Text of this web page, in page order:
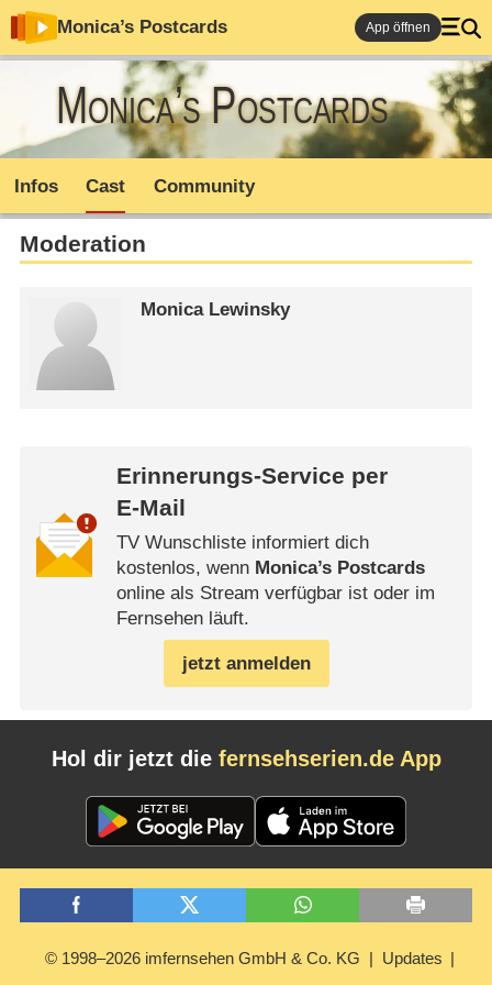
Monica’s Postcards App öffnen
Monica’s Postcards
Infos Cast Community
Moderation
Monica Lewinsky
Erinnerungs-Service per
E-Mail
TV Wunschliste informiert dich
kostenlos, wenn Monica’s Postcards
online als Stream verfügbar ist oder im
Fernsehen läuft.
jetzt anmelden
Hol dir jetzt die fernsehserien.de App
© 1998–2026 imfernsehen GmbH & Co. KG Updates